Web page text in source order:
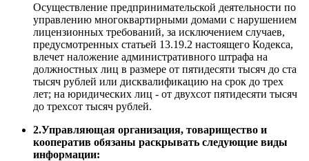
Осуществление предпринимательской деятельности по
управлению многоквартирными домами с нарушением
лицензионных требований, за исключением случаев,
предусмотренных статьей 13.19.2 настоящего Кодекса,
влечет наложение административного штрафа на
должностных лиц в размере от пятидесяти тысяч до ста
тысяч рублей или дисквалификацию на срок до трех
лет; на юридических лиц - от двухсот пятидесяти тысяч
до трехсот тысяч рублей.
2.Управляющая организация, товарищество и
кооператив обязаны раскрывать следующие виды
информации: